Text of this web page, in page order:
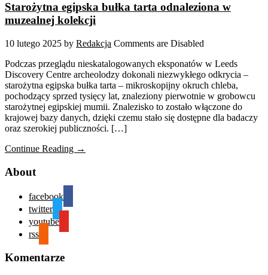
Starożytna egipska bułka tarta odnaleziona w
muzealnej kolekcji
10 lutego 2025 by Redakcja Comments are Disabled
Podczas przeglądu nieskatalogowanych eksponatów w Leeds
Discovery Centre archeolodzy dokonali niezwykłego odkrycia –
starożytna egipska bułka tarta – mikroskopijny okruch chleba,
pochodzący sprzed tysięcy lat, znaleziony pierwotnie w grobowcu
starożytnej egipskiej mumii. Znalezisko to zostało włączone do
krajowej bazy danych, dzięki czemu stało się dostępne dla badaczy
oraz szerokiej publiczności. […]
Continue Reading →
About
facebook
twitter
youtube
rss
Komentarze